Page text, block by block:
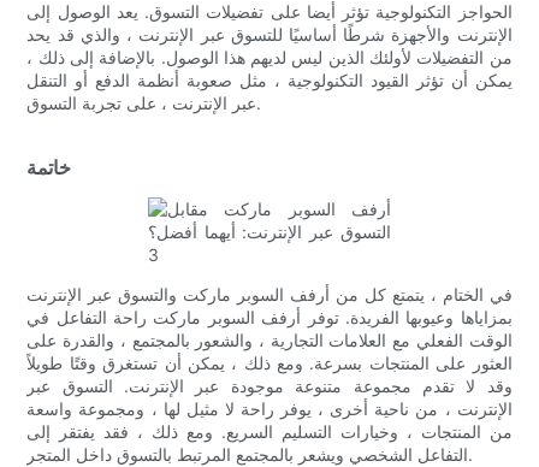
الحواجز التكنولوجية تؤثر أيضا على تفضيلات التسوق. يعد الوصول إلى
الإنترنت والأجهزة شرطًا أساسيًا للتسوق عبر الإنترنت ، والذي قد يحد
من التفضيلات لأولئك الذين ليس لديهم هذا الوصول. بالإضافة إلى ذلك ،
يمكن أن تؤثر القيود التكنولوجية ، مثل صعوبة أنظمة الدفع أو التنقل
عبر الإنترنت ، على تجربة التسوق.
خاتمة
في الختام ، يتمتع كل من أرفف السوبر ماركت والتسوق عبر الإنترنت
بمزاياها وعيوبها الفريدة. توفر أرفف السوبر ماركت راحة التفاعل في
الوقت الفعلي مع العلامات التجارية ، والشعور بالمجتمع ، والقدرة على
العثور على المنتجات بسرعة. ومع ذلك ، يمكن أن تستغرق وقتًا طويلاً
وقد لا تقدم مجموعة متنوعة موجودة عبر الإنترنت. التسوق عبر
الإنترنت ، من ناحية أخرى ، يوفر راحة لا مثيل لها ، ومجموعة واسعة
من المنتجات ، وخيارات التسليم السريع. ومع ذلك ، فقد يفتقر إلى
التفاعل الشخصي ويشعر بالمجتمع المرتبط بالتسوق داخل المتجر.